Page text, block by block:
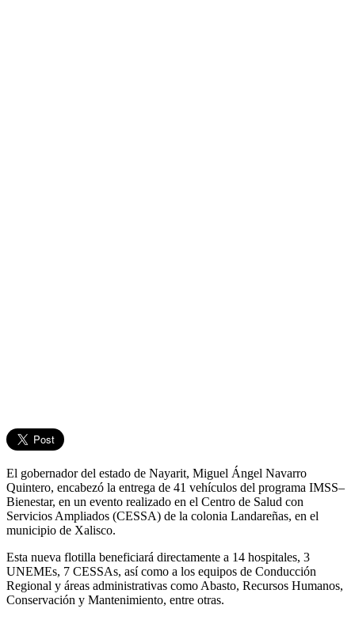
El gobernador del estado de Nayarit, Miguel Ángel Navarro
Quintero, encabezó la entrega de 41 vehículos del programa IMSS–
Bienestar, en un evento realizado en el Centro de Salud con
Servicios Ampliados (CESSA) de la colonia Landareñas, en el
municipio de Xalisco.
Esta nueva flotilla beneficiará directamente a 14 hospitales, 3
UNEMEs, 7 CESSAs, así como a los equipos de Conducción
Regional y áreas administrativas como Abasto, Recursos Humanos,
Conservación y Mantenimiento, entre otras.